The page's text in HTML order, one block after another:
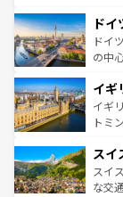
せる
ンテ
で、
聖堂
から
いる
香り
らに
れる
を参
ドイ
ドイ
の中
顔を
ルリ
して
は、お
ドイ
イギ
イギ
トミ
リア
ティ
戦な
スイ
スイ
な交